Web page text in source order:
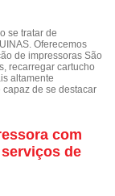
se tratar de
Oferecemos
de impressoras São
recarregar cartucho
altamente
de se destacar
com
de